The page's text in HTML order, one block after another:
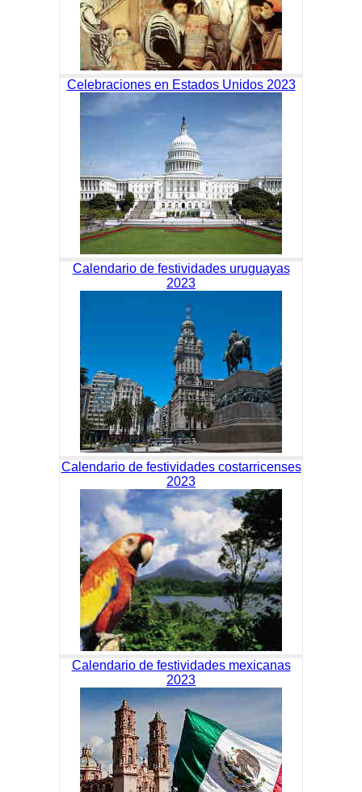
Celebraciones en Estados Unidos 2023
Calendario de festividades uruguayas
2023
Calendario de festividades costarricenses
2023
Calendario de festividades mexicanas
2023